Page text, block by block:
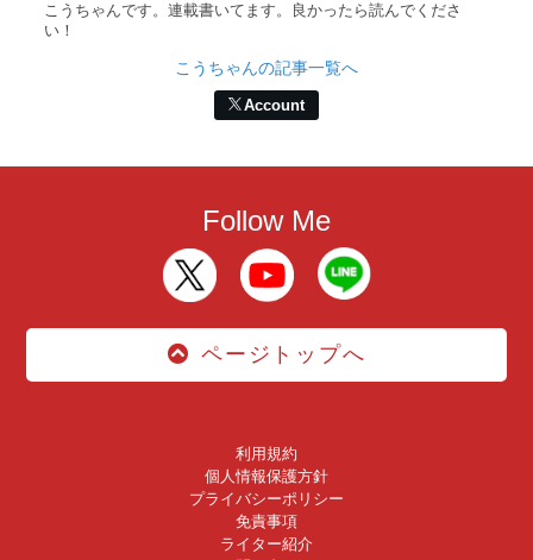
こうちゃんです。連載書いてます。良かったら読んでくださ
い！
こうちゃんの記事一覧へ
Account
Follow Me
ページトップへ
利用規約
個人情報保護方針
プライバシーポリシー
免責事項
ライター紹介